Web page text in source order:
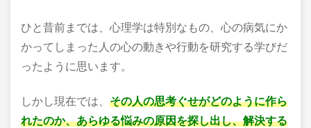
ひと昔前までは、心理学は特別なもの、心の病気にか
かってしまった人の心の動きや行動を研究する学びだ
ったように思います。
しかし現在では、 その人の思考ぐせがどのように作ら
れたのか、あらゆる悩みの原因を探し出し、解決する